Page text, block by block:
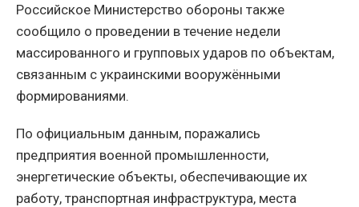
Российское Министерство обороны также
сообщило о проведении в течение недели
массированного и групповых ударов по объектам,
связанным с украинскими вооружёнными
формированиями.
По официальным данным, поражались
предприятия военной промышленности,
энергетические объекты, обеспечивающие их
работу, транспортная инфраструктура, места